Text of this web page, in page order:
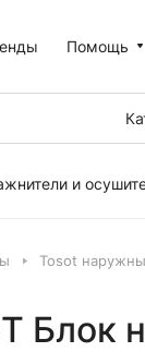
Помощь
и
Tosot
Блок